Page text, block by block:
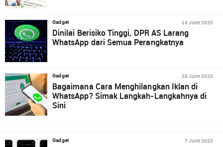
Gadget 24 June 2025
Dinilai Berisiko Tinggi, DPR AS Larang
WhatsApp dari Semua Perangkatnya
Gadget 20 June 2025
Bagaimana Cara Menghilangkan Iklan di
WhatsApp? Simak Langkah-Langkahnya di
Sini
Gadget 7 June 2025